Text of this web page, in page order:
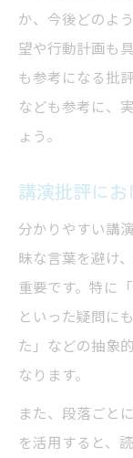
か、今後どのよ
望や行動計画も
も参考になる批
なども参考に、
ょう。
講演批評に
分かりやすい講
昧な言葉を避け
重要です。特に
といった疑問に
た」などの抽象
なります。
また、段落ごと
を活用すると、